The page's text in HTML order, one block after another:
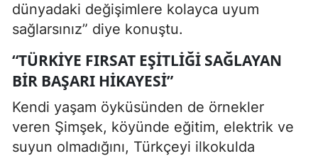
dünyadaki değişimlere kolayca uyum
sağlarsınız” diye konuştu.
“TÜRKIYE FIRSAT EŞITLIĞI SAĞLAYAN
BIR BAŞARI HIKAYESI”
Kendi yaşam öyküsünden de örnekler
veren Şimşek, köyünde eğitim, elektrik ve
suyun olmadığını, Türkçeyi ilkokulda